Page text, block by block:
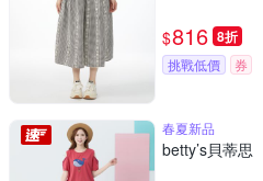
$816 8折
挑戰低價 券
春夏新品
betty’s貝蒂